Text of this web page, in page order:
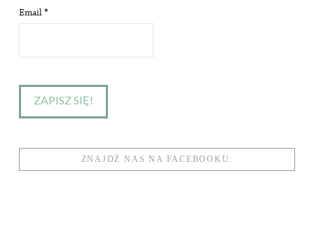
Email*
ZNAJDŹ NAS NA FACEBOOKU: